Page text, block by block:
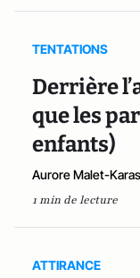
TENTATIONS
Derrière
que les
enfants)
Aurore Malet-Karas
1 min de lecture
ATTIRANCE